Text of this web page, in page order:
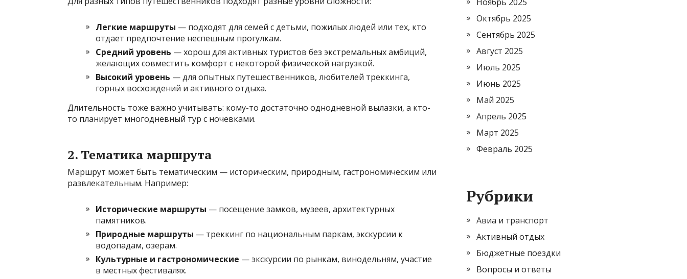
Легкие маршруты — подходят для семей с детьми, пожилых людей или тех, кто
отдает предпочтение неспешным прогулкам.
Средний уровень — хорош для активных туристов без экстремальных амбиций,
желающих совместить комфорт с некоторой физической нагрузкой.
Высокий уровень — для опытных путешественников, любителей треккинга,
горных восхождений и активного отдыха.
Длительность тоже важно учитывать: кому-то достаточно однодневной вылазки, а кто-
то планирует многодневный тур с ночевками.
2. Тематика маршрута
Маршрут может быть тематическим — историческим, природным, гастрономическим или
развлекательным. Например:
Исторические маршруты — посещение замков, музеев, архитектурных
памятников.
Природные маршруты — треккинг по национальным паркам, экскурсии к
водопадам, озерам.
Культурные и гастрономические — экскурсии по рынкам, винодельням, участие
в местных фестивалях.
Октябрь 2025
Сентябрь 2025
Август 2025
Июль 2025
Июнь 2025
Май 2025
Апрель 2025
Март 2025
Февраль 2025
Рубрики
Авиа и транспорт
Активный отдых
Бюджетные поездки
Вопросы и ответы